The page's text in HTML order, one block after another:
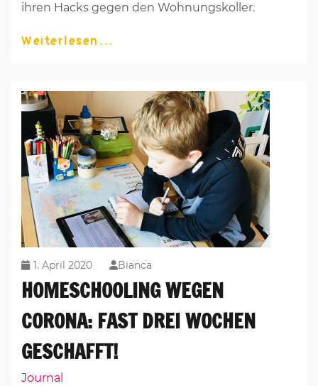
ihren Hacks gegen den Wohnungskoller.
Weiterlesen
1. April 2020 Bianca
HOMESCHOOLING WEGEN
CORONA: FAST DREI WOCHEN
GESCHAFFT!
Journal